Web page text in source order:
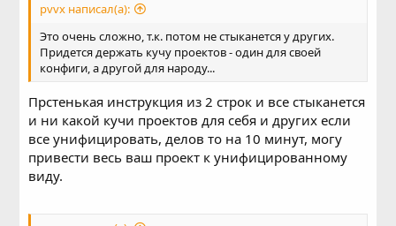
pvvx написал(а):
Это очень сложно, т.к. потом не стыканется у других.
Придется держать кучу проектов - один для своей
конфиги, а другой для народу...
Прстенькая инструкция из 2 строк и все стыканется
и ни какой кучи проектов для себя и других если
все унифицировать, делов то на 10 минут, могу
привести весь ваш проект к унифицированному
виду.